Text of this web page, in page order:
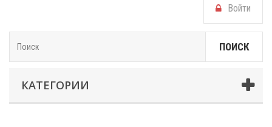
Войти
ПОИСК
КАТЕГОРИИ